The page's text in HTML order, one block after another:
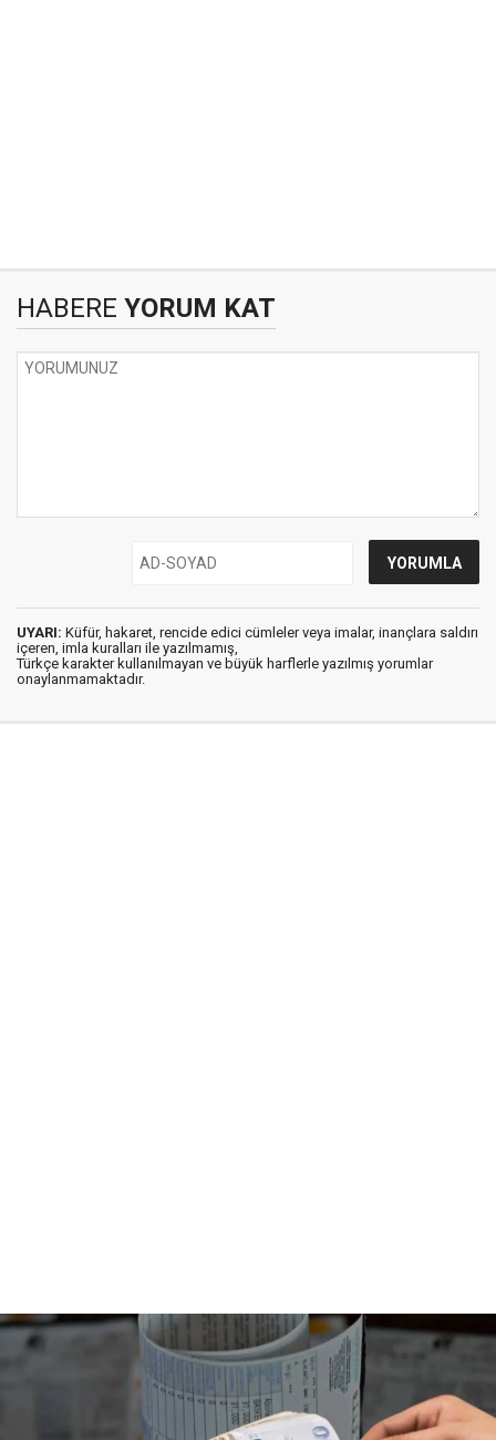
HABERE YORUM KAT
UYARI: Küfür, hakaret, rencide edici cümleler veya imalar, inançlara saldırı
içeren, imla kuralları ile yazılmamış,
Türkçe karakter kullanılmayan ve büyük harflerle yazılmış yorumlar
onaylanmamaktadır.